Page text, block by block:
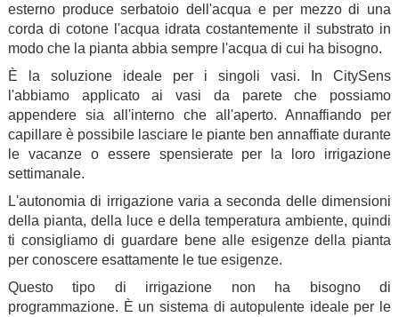
esterno produce serbatoio dell'acqua e per mezzo di una
corda di cotone l'acqua idrata costantemente il substrato in
modo che la pianta abbia sempre l'acqua di cui ha bisogno.
È la soluzione ideale per i singoli vasi. In CitySens
l'abbiamo applicato ai vasi da parete che possiamo
appendere sia all'interno che all'aperto. Annaffiando per
capillare è possibile lasciare le piante ben annaffiate durante
le vacanze o essere spensierate per la loro irrigazione
settimanale.
L'autonomia di irrigazione varia a seconda delle dimensioni
della pianta, della luce e della temperatura ambiente, quindi
ti consigliamo di guardare bene alle esigenze della pianta
per conoscere esattamente le tue esigenze.
Questo tipo di irrigazione non ha bisogno di
programmazione. È un sistema di autopulente ideale per le